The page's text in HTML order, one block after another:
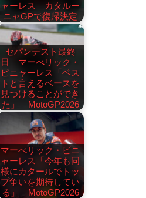
ャーレス カタルー
ニャGPで復帰決定
セパンテスト最終
日 マーべリック・
ビニャーレス「ベス
トと言えるベースを
見つけることができ
た」 MotoGP2026
マーべリック・ビニ
ャーレス「今年も同
様にカタールでトッ
プ争いを期待してい
る」 MotoGP2026